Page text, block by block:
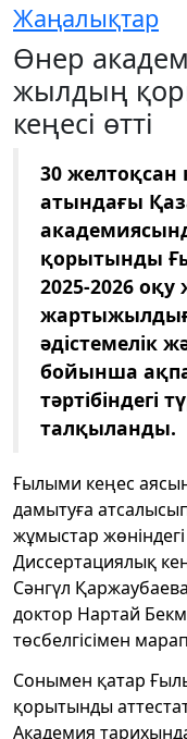
Жаңалықтар
Өнер
жылдың
кеңесі өтті
30 желтоқсан
атындағы
қорытынды
2025-2026
әдістемелік
бойынша
тәртібіндегі
талқыланды.
Ғылыми кеңес
дамытуға
жұмыстар
Диссертациялық
Сәнгүл
доктор Нартай
төсбелгісімен
Сонымен қатар
қорытынды
Академия